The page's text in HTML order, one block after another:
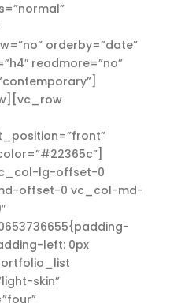
orderby=”date”
readmore=”no”
lg-offset-0
offset-0 vc_col-md-
left: 0px
skin”